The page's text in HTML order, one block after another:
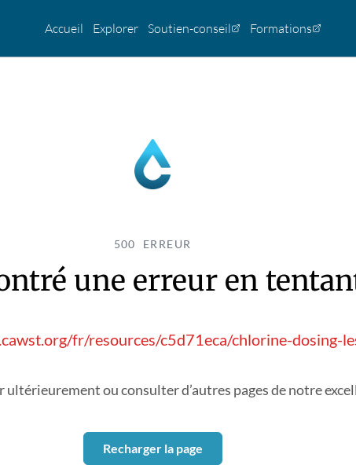
Accueil Explorer Soutien-conseil Formations
500 ERREUR
une erreur en
fr/resources/c5d71eca/chlorine-dosing-
ultérieurement ou consulter d’autres pages de notre
Recharger la page